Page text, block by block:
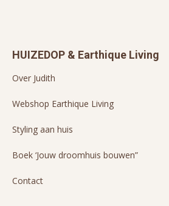
HUIZEDOP & Earthique Living
Over Judith
Webshop Earthique Living
Styling aan huis
Boek ‘Jouw droomhuis bouwen”
Contact